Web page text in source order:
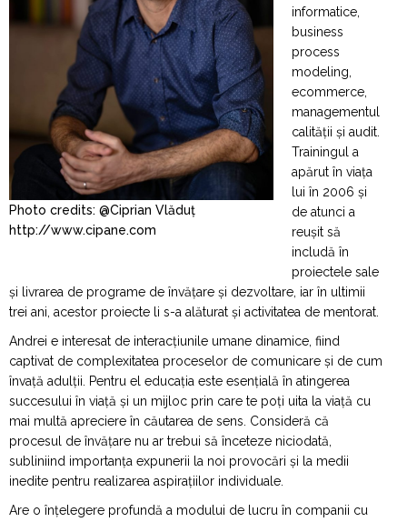
Photo credits: @Ciprian Vlăduț
http://www.cipane.com
informatice,
business
process
modeling,
ecommerce,
managementul
calității și audit.
Trainingul a
apărut în viața
lui în 2006 și
de atunci a
reușit să
includă în
proiectele sale
și livrarea de programe de învățare și dezvoltare, iar în ultimii
trei ani, acestor proiecte li s-a alăturat și activitatea de mentorat.
Andrei e interesat de interacțiunile umane dinamice, fiind
captivat de complexitatea proceselor de comunicare și de cum
învață adulții. Pentru el educația este esențială în atingerea
succesului în viață și un mijloc prin care te poți uita la viață cu
mai multă apreciere în căutarea de sens. Consideră că
procesul de învățare nu ar trebui să înceteze niciodată,
subliniind importanța expunerii la noi provocări și la medii
inedite pentru realizarea aspirațiilor individuale.
Are o înțelegere profundă a modului de lucru în companii cu